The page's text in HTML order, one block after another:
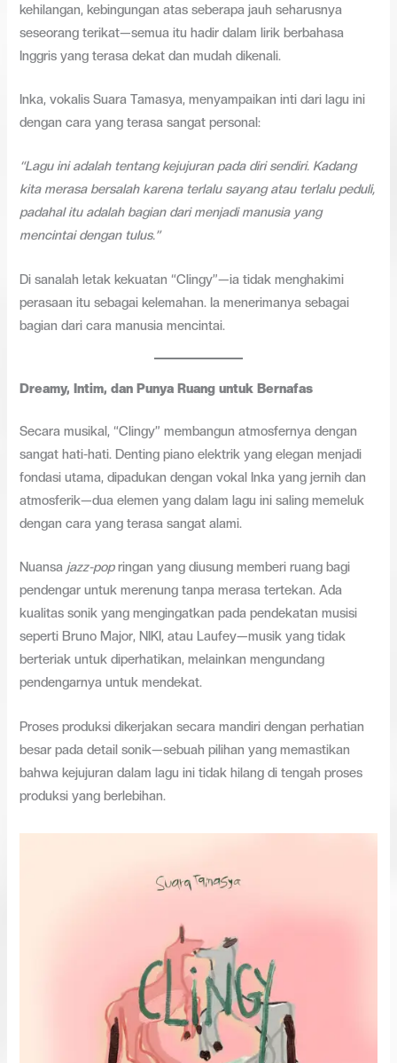
kehilangan, kebingungan atas seberapa jauh seharusnya
seseorang terikat—semua itu hadir dalam lirik berbahasa
Inggris yang terasa dekat dan mudah dikenali.
Inka, vokalis Suara Tamasya, menyampaikan inti dari lagu ini
dengan cara yang terasa sangat personal:
“Lagu ini adalah tentang kejujuran pada diri sendiri. Kadang
kita merasa bersalah karena terlalu sayang atau terlalu peduli,
padahal itu adalah bagian dari menjadi manusia yang
mencintai dengan tulus.”
Di sanalah letak kekuatan “Clingy”—ia tidak menghakimi
perasaan itu sebagai kelemahan. Ia menerimanya sebagai
bagian dari cara manusia mencintai.
Dreamy, Intim, dan Punya Ruang untuk Bernafas
Secara musikal, “Clingy” membangun atmosfernya dengan
sangat hati-hati. Denting piano elektrik yang elegan menjadi
fondasi utama, dipadukan dengan vokal Inka yang jernih dan
atmosferik—dua elemen yang dalam lagu ini saling memeluk
dengan cara yang terasa sangat alami.
Nuansa jazz-popringan yang diusung memberi ruang bagi
pendengar untuk merenung tanpa merasa tertekan. Ada
kualitas sonik yang mengingatkan pada pendekatan musisi
seperti Bruno Major, NIKI, atau Laufey—musik yang tidak
berteriak untuk diperhatikan, melainkan mengundang
pendengarnya untuk mendekat.
Proses produksi dikerjakan secara mandiri dengan perhatian
besar pada detail sonik—sebuah pilihan yang memastikan
bahwa kejujuran dalam lagu ini tidak hilang di tengah proses
produksi yang berlebihan.